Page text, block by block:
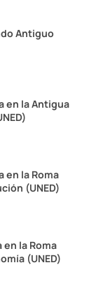
Antiguo
en la Antigua
en la Roma
(UNED)
en la Roma
(UNED)